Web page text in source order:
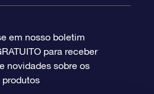
da OSR
em nosso boletim
para receber
novidades sobre os
produtos